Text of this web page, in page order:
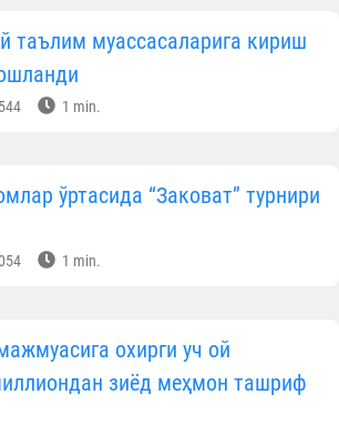
таълим муассасаларига кириш
1 min.
ўртасида “Заковат” турнири
1 min.
охирги уч ой
зиёд меҳмон ташриф